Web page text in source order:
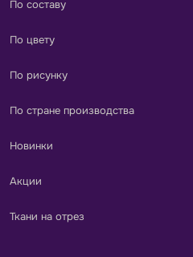
По составу
По цвету
По рисунку
По стране производства
Новинки
Акции
Ткани на отрез